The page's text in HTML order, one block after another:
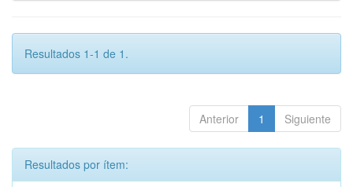
Resultados 1-1 de 1.
Anterior 1 Siguiente
Resultados por ítem: